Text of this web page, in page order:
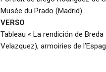
Musée du Prado (Madrid).
VERSO
Tableau « La rendición de
Velazquez), armoiries de